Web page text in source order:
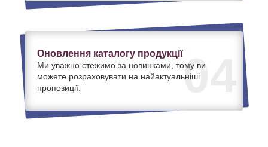
04
Оновлення каталогу продукції
Ми уважно стежимо за новинками, тому ви
можете розраховувати на найактуальніші
пропозиції.